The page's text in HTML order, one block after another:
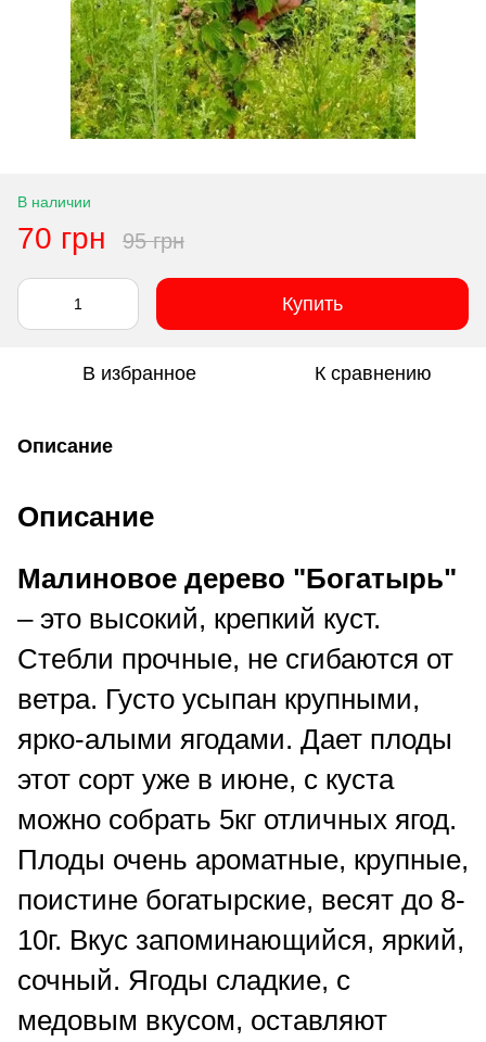
В наличии
70 грн 95 грн
Купить
В избранное К сравнению
Описание
Описание
Малиновое дерево "Богатырь"
– это высокий, крепкий куст.
Стебли прочные, не сгибаются от
ветра. Густо усыпан крупными,
ярко-алыми ягодами. Дает плоды
этот сорт уже в июне, с куста
можно собрать 5кг отличных ягод.
Плоды очень ароматные, крупные,
поистине богатырские, весят до 8-
10г. Вкус запоминающийся, яркий,
сочный. Ягоды сладкие, с
медовым вкусом, оставляют